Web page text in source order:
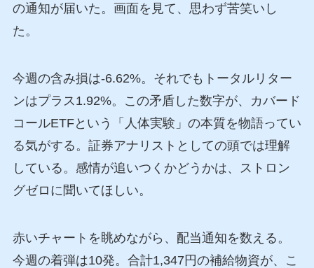
の通知が届いた。画面を見て、思わず苦笑いし
た。
今週の含み損は-6.62%。それでもトータルリター
ンはプラス1.92%。この矛盾した数字が、カバード
コールETFという「人体実験」の本質を物語ってい
る気がする。証券アナリストとしての頭では理解
している。感情が追いつくかどうかは、ストロン
グゼロに聞いてほしい。
赤いチャートを眺めながら、配当通知を数える。
今週の着弾は10発。合計1,347円の補給物資が、こ